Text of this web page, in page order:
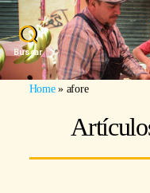
Buscar
Home» afore